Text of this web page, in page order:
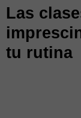
Las
tu rutina